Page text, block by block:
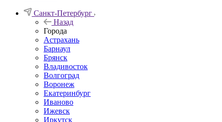
Санкт-Петербург
Назад
Города
Астрахань
Барнаул
Брянск
Владивосток
Волгоград
Воронеж
Екатеринбург
Иваново
Ижевск
Иркутск